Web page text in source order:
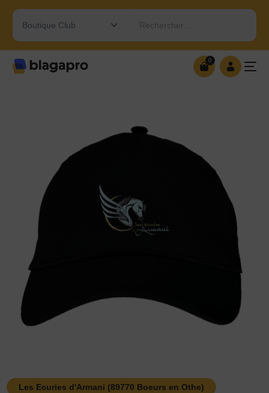
Rechercher…
0
Les Ecuries d'Armani (89770 Boeurs en Othe)